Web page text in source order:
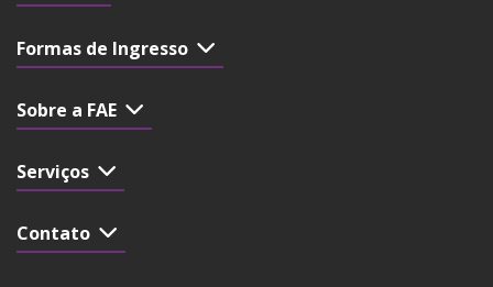
Formas de Ingresso
Sobre a FAE
Serviços
Contato